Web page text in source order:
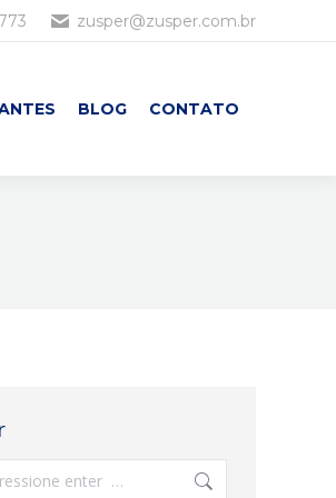
zusper@zusper.com.br
BLOG CONTATO